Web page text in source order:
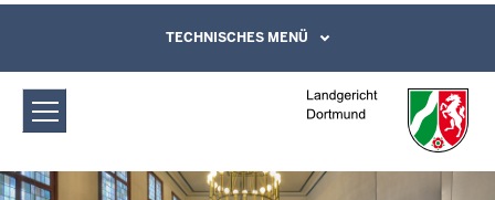
Landgericht Dortmund:
Sitzungstermine
Direkt zum Inhalt
Leichte Sprache, Gebärdensprachenvideo
und Kontaktformular
TECHNISCHES MENÜ